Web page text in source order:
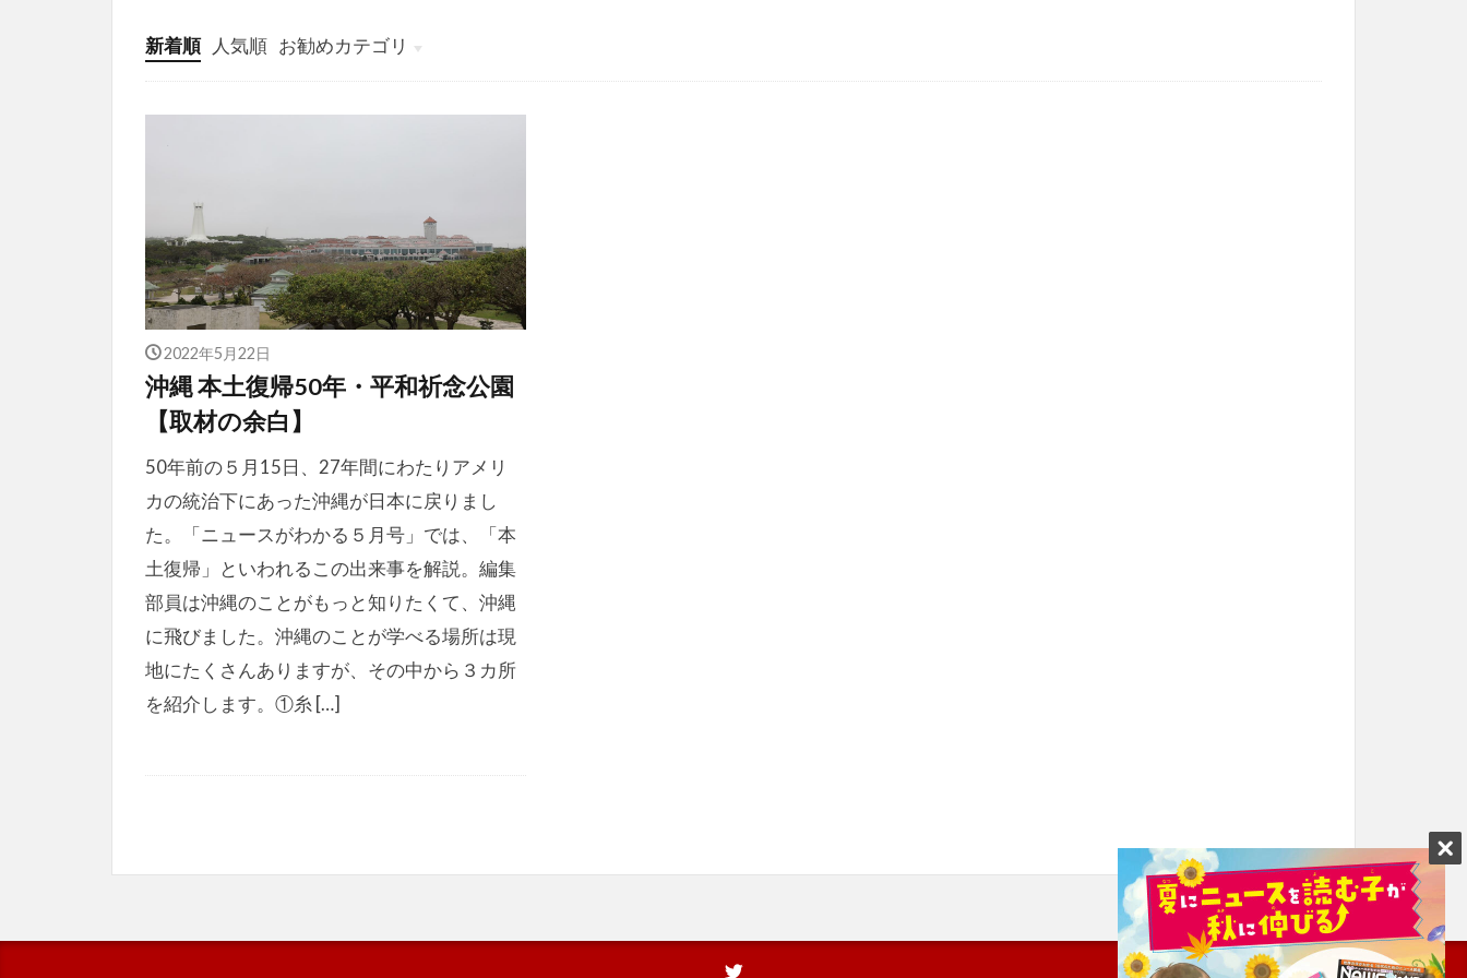
新着順 人気順 お勧めカテゴリ
投稿
学び
マンガ
電子書籍
2022年5月22日
沖縄 本土復帰50年・平和祈念公園
【取材の余白】
50年前の５月15日、27年間にわたりアメリ
カの統治下にあった沖縄が日本に戻りまし
た。「ニュースがわかる５月号」では、「本
土復帰」といわれるこの出来事を解説。編集
部員は沖縄のことがもっと知りたくて、沖縄
に飛びました。沖縄のことが学べる場所は現
地にたくさんありますが、その中から３カ所
を紹介します。①糸 […]